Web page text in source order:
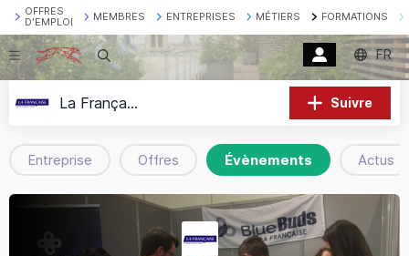
OFFRES
D'EMPLOI
MEMBRES ENTREPRISES MÉTIERS FORMATIONS
Recherche FR
La Française Suivre
Entreprise Offres Évènements Actus